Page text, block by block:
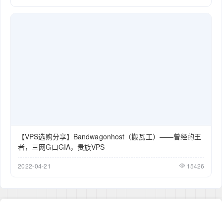
【VPS选购分享】Bandwagonhost（搬瓦工）——曾经的王
者，三网G口GIA，贵族VPS
2022-04-21 15426